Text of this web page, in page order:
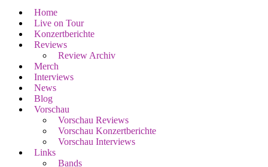
Home
Live on Tour
Konzertberichte
Reviews
Review Archiv
Merch
Interviews
News
Blog
Vorschau
Vorschau Reviews
Vorschau Konzertberichte
Vorschau Interviews
Links
Bands